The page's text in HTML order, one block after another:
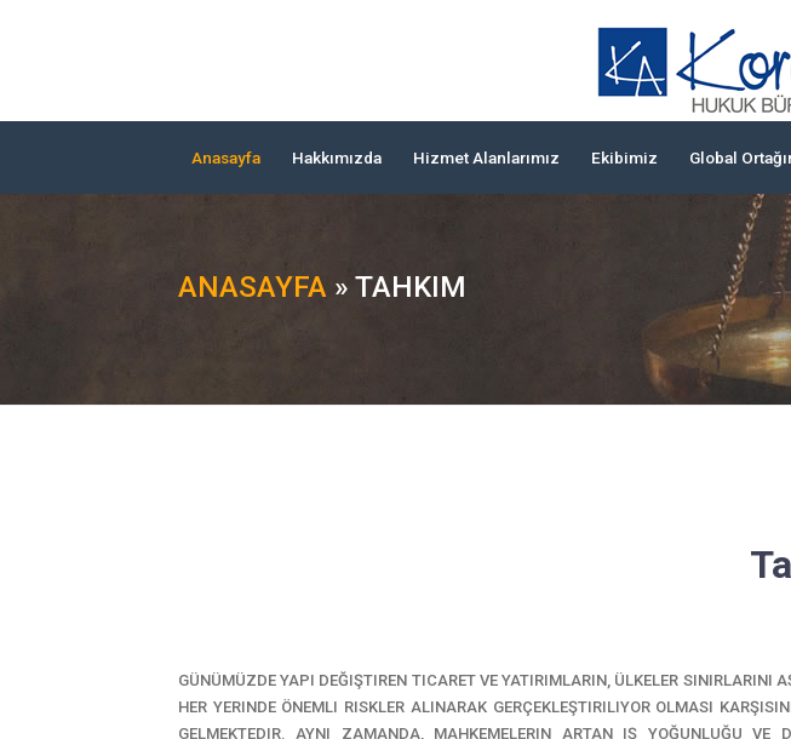
Anasayfa Hakkımızda Hizmet Alanlarımız Ekibimiz Global
ANASAYFA » TAHKIM
GÜNÜMÜZDE YAPI DEĞIŞTIREN TICARET VE YATIRIMLARIN, ÜLKELER
HER YERINDE ÖNEMLI RISKLER ALINARAK GERÇEKLEŞTIRILIYOR OLMASI
GELMEKTEDIR. AYNI ZAMANDA, MAHKEMELERIN ARTAN IŞ YOĞUNLUĞU VE